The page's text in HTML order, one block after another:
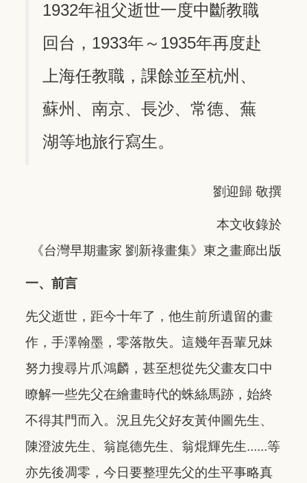
1932年祖父逝世一度中斷教職
回台，1933年～1935年再度赴
上海任教職，課餘並至杭州、
蘇州、南京、長沙、常德、蕪
湖等地旅行寫生。
劉迎歸 敬撰
本文收錄於
《台灣早期畫家 劉新祿畫集》東之畫廊出版
一、前言
先父逝世，距今十年了，他生前所遺留的畫
作，手澤翰墨，零落散失。這幾年吾輩兄妹
努力搜尋片爪鴻麟，甚至想從先父畫友口中
瞭解一些先父在繪畫時代的蛛絲馬跡，始終
不得其門而入。況且先父好友黃仲圖先生、
陳澄波先生、翁崑德先生、翁焜輝先生......等
亦先後凋零，今日要整理先父的生平事略真